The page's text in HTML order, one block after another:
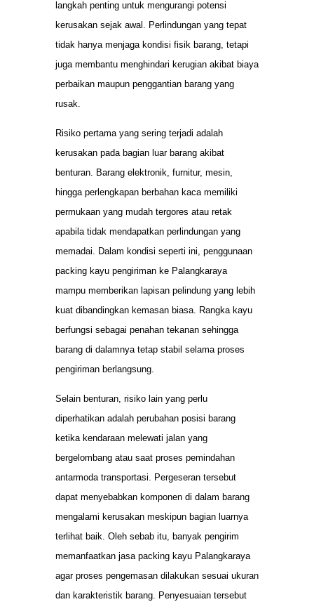
langkah penting untuk mengurangi potensi
kerusakan sejak awal. Perlindungan yang tepat
tidak hanya menjaga kondisi fisik barang, tetapi
juga membantu menghindari kerugian akibat biaya
perbaikan maupun penggantian barang yang
rusak.
Risiko pertama yang sering terjadi adalah
kerusakan pada bagian luar barang akibat
benturan. Barang elektronik, furnitur, mesin,
hingga perlengkapan berbahan kaca memiliki
permukaan yang mudah tergores atau retak
apabila tidak mendapatkan perlindungan yang
memadai. Dalam kondisi seperti ini, penggunaan
packing kayu pengiriman ke Palangkaraya
mampu memberikan lapisan pelindung yang lebih
kuat dibandingkan kemasan biasa. Rangka kayu
berfungsi sebagai penahan tekanan sehingga
barang di dalamnya tetap stabil selama proses
pengiriman berlangsung.
Selain benturan, risiko lain yang perlu
diperhatikan adalah perubahan posisi barang
ketika kendaraan melewati jalan yang
bergelombang atau saat proses pemindahan
antarmoda transportasi. Pergeseran tersebut
dapat menyebabkan komponen di dalam barang
mengalami kerusakan meskipun bagian luarnya
terlihat baik. Oleh sebab itu, banyak pengirim
memanfaatkan jasa packing kayu Palangkaraya
agar proses pengemasan dilakukan sesuai ukuran
dan karakteristik barang. Penyesuaian tersebut